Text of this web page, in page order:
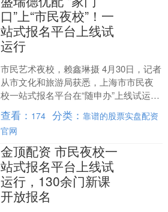
口”上“市民夜校”！一
站式报名平台上线试
运行
市民艺术夜校，赖鑫琳摄 4月30日，记者
从市文化和旅游局获悉，上海市市民夜
校一站式报名平台在“随申办”上线试运
行。平台整合市民艺术夜校、工会夜
校、青年夜校、市民....
查看： 174 分类：靠谱的股票实盘配资
官网
金顶配资 市民夜校一
站式报名平台上线试
运行，130余门新课
开放报名